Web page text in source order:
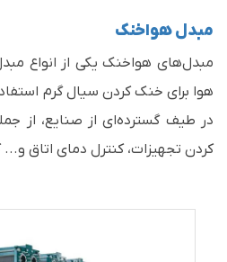
مبدل هواخنک
مبدل‌های هواخنک یکی از انواع
هوا برای خنک کردن سیال گرم
در طیف گسترده‌ای از صنایع، از
کردن تجهیزات، کنترل دمای اتاق و...